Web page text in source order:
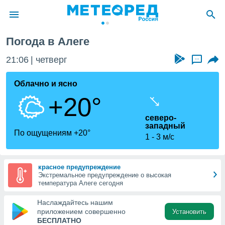
о
Вы можете
к этому
доступ
Погода в Алеге
21:06 четверг ...
Облачно и ясно
+20°
По ощущениям +20°
северо-
западный
1
3 м/с
красное предупреждение
Экстремальное предупреждение о высокая
температура Алеге сегодня
Наслаждайтесь нашим
приложением совершенно
БЕСПЛАТНО
Установить